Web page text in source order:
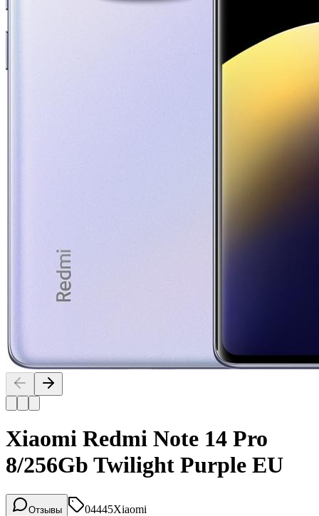
Xiaomi Redmi Note 14 Pro
8/256Gb Twilight Purple EU
Отзывы 04445Xiaomi